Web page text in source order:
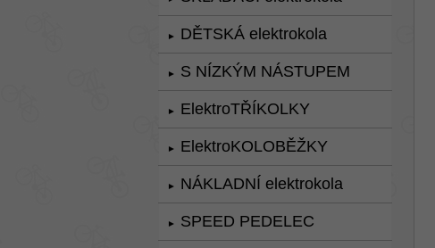
► DĚTSKÁ elektrokola
► S NÍZKÝM NÁSTUPEM
► ElektroTŘÍKOLKY
► ElektroKOLOBĚŽKY
► NÁKLADNÍ elektrokola
► SPEED PEDELEC